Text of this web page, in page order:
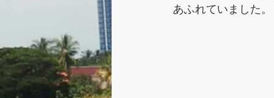
あふれていました。